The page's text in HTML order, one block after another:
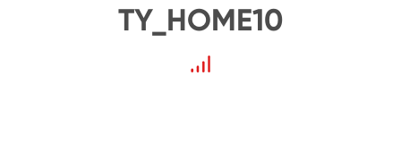
TY_HOME10